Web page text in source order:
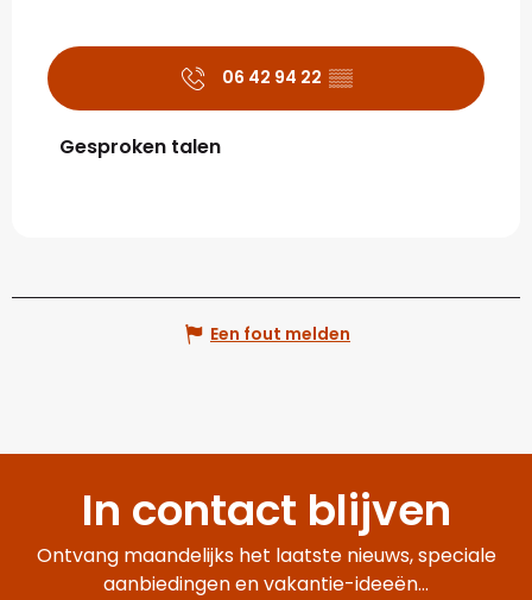
06 42 94 22 ▒▒
Gesproken talen
Gesproken talen
Een fout melden
In contact blijven
Ontvang maandelijks het laatste nieuws, speciale
aanbiedingen en vakantie-ideeën...